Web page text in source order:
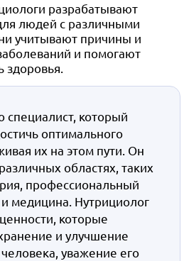
разрабатывают
людей с различными
учитывают причины и
и помогают
здоровья.
специалист, который
оптимального
их на этом пути. Он
областях, таких
профессиональный
медицина. Нутрициолог
которые
и улучшение
уважение его